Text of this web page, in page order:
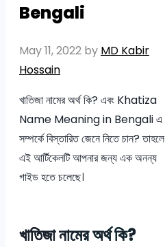
Bengali
May 11, 2022 by MD Kabir
Hossain
খাতিজা নামের অর্থ কি? এবং Khatiza
Name Meaning in Bengali এ
সম্পর্কে বিস্তারিত জেনে নিতে চান? তাহলে
এই আর্টিকেলটি আপনার জন্য এক অনন্য
গাইড হতে চলেছে।
খাতিজা নামের অর্থ কি?